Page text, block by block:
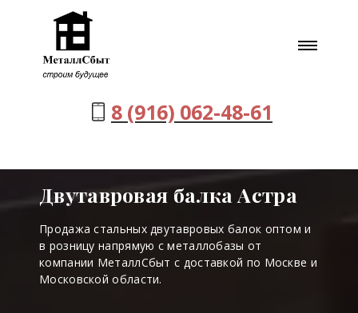
8 (916) 062-48-61
Двутавровая балка Астра
Продажа стальных двутавровых балок оптом и
в розницу напрямую с металлобазы от
компании МеталлСбыт с доставкой по Москве и
Московской области.